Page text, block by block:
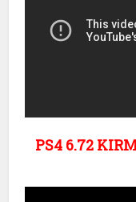
PS4 6.72